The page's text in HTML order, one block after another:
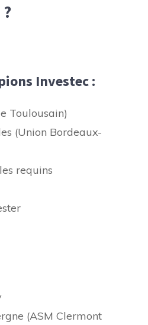
Investec :
Toulousain)
(Union Bordeaux-
requins
(ASM Clermont